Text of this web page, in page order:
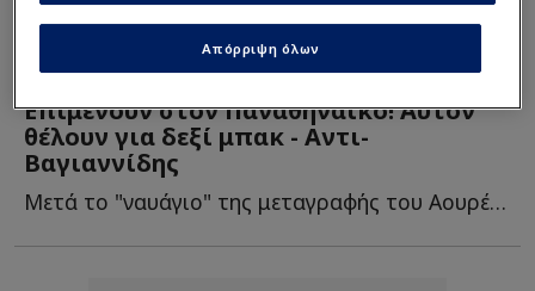
Super League| VIDEO 06/08/2025 - 12:06
Επιμένουν στον Παναθηναϊκό! Αυτόν
θέλουν για δεξί μπακ - Αντι-
Βαγιαννίδης
Μετά το "ναυάγιο" της μεταγραφής του Αουρέλιο Μπούτα, ο...
Απόρριψη όλων